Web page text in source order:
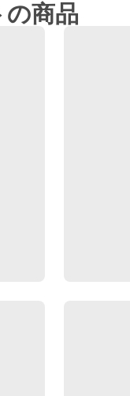
の商品